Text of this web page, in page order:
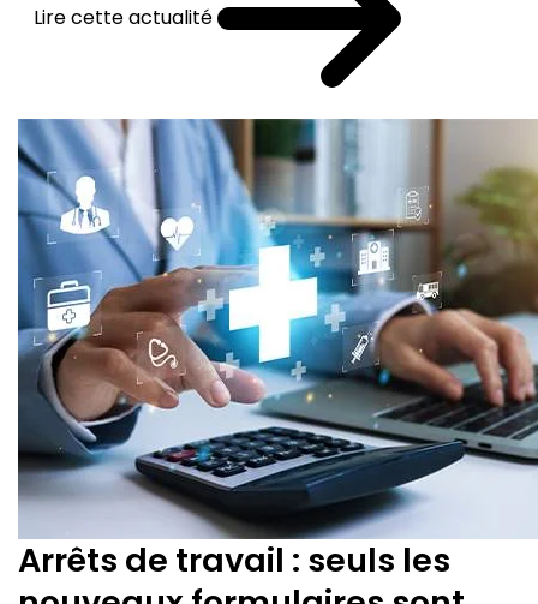
Lire cette actualité
Arrêts de travail : seuls les